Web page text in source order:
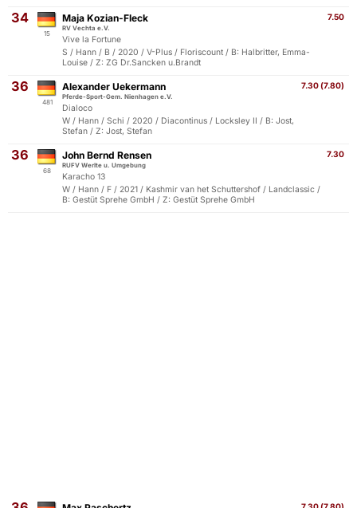
34
15
7.50
Maja Kozian-Fleck
RV Vechta e.V.
Vive la Fortune
S / Hann / B / 2020 / V-Plus / Floriscount / B: Halbritter, Emma-
Louise / Z: ZG Dr.Sancken u.Brandt
36
481
7.30 (7.80)
Alexander Uekermann
Pferde-Sport-Gem. Nienhagen e.V.
Dialoco
W / Hann / Schi / 2020 / Diacontinus / Locksley II / B: Jost,
Stefan / Z: Jost, Stefan
36
68
7.30
John Bernd Rensen
RUFV Werlte u. Umgebung
Karacho 13
W / Hann / F / 2021 / Kashmir van het Schuttershof / Landclassic /
B: Gestüt Sprehe GmbH / Z: Gestüt Sprehe GmbH